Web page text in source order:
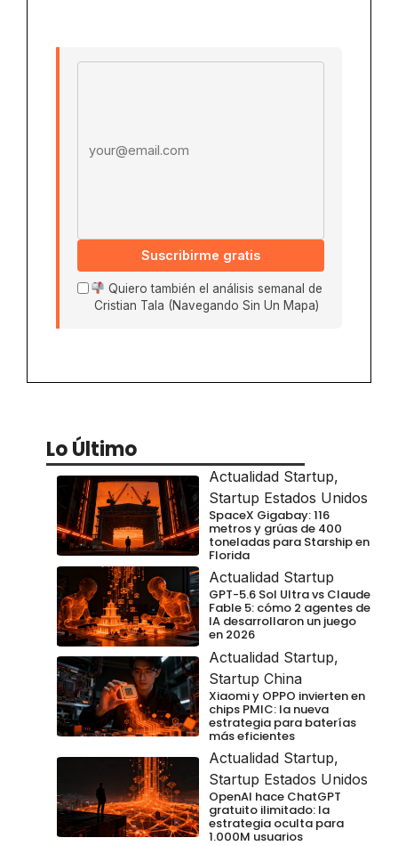
Suscribirme gratis
Quiero también el análisis semanal de
Cristian Tala (Navegando Sin Un Mapa)
Lo Último
Actualidad Startup,
Startup Estados Unidos
SpaceX Gigabay: 116
metros y grúas de 400
toneladas para Starship en
Florida
Actualidad Startup
GPT-5.6 Sol Ultra vs Claude
Fable 5: cómo 2 agentes de
IA desarrollaron un juego
en 2026
Actualidad Startup,
Startup China
Xiaomi y OPPO invierten en
chips PMIC: la nueva
estrategia para baterías
más eficientes
Actualidad Startup,
Startup Estados Unidos
OpenAI hace ChatGPT
gratuito ilimitado: la
estrategia oculta para
1.000M usuarios